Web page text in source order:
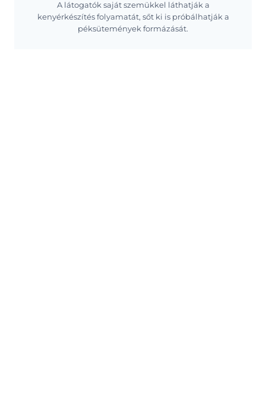
A látogatók saját szemükkel láthatják a
kenyérkészítés folyamatát, sőt ki is próbálhatják a
péksütemények formázását.